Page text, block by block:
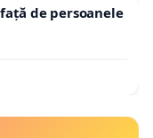
de persoanele